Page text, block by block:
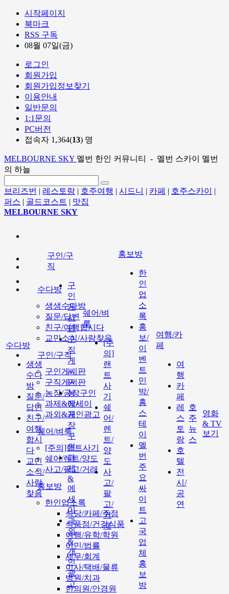
시작페이지
북마크
RSS 구독
08월 07일(금)
로그인
회원가입
회원가입정보찾기
이용안내
일반문의
1:1문의
PC버전
접속자 1,364(13) 명
MELBOURNE SKY 멜번 한인 커뮤니티 - 멜번 스카이 멜번
의 하늘
브리즈번 | 레스토랑 | 호주여행 | 시드니 | 카페 | 호주스카이
|
퍼스 | 골드코스트 | 맛집
MELBOURNE SKY
수다방
생생수다방
질문/답변
친구/여행합시다
교민소식/사람찾음
구인/구직
구인게시판
구직게시판
농장/공장구인
과제&에세이
과외&개인광고
쉐어/벼룩
[주의]랜트사기
쉐어/렌트/양도
사고/팔고/거래
홍보방
한인업소록
식당/카페/주점
식품점/건강식품
여행/유학/학원
이민/법률
세무/회계
이사/택배/물류
병원/치과
한의원/안경원
수다방
생생
수다
방
질문/
답변
친구/
여행
합시
다
교민
소식/
사람
찾음
구인/구
직
구
인
게
시
판
구
직
게
시
판
농
장/
공
장
구
인
과
제
&
에
세
이
과
외
&
개
인
광
고
쉐어/벼
룩
[주
의]
랜
트
사
기
쉐
어/
렌
트/
양
도
사
고/
팔
고/
거
래
홍보방
한
인
업
소
록
홍
보/
이
벤
트
민
박/
홈
스
테
이
멜
번
주
요
싸
이
트
고
국
업
체
홍
보
방
여행/카
페
여
행
카
페
레
스
토
랑
호
텔
전
시/
공
연
호
주
뉴
스
영화
& TV
보기